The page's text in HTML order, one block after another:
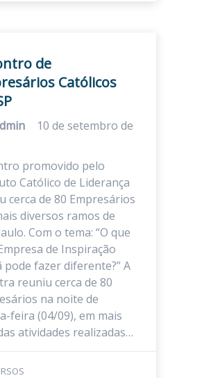
de
Católicos
10 de setembro de
promovido pelo
Católico de Liderança
cerca de 80 Empresários
diversos ramos de
Com o tema: “O que
de Inspiração
pode fazer diferente?” A
reuniu cerca de 80
na noite de
feira (04/09), em mais
atividades realizadas…